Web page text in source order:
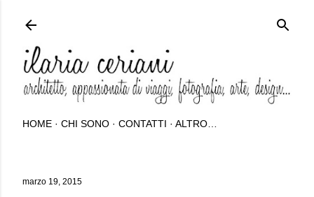
HOME CHI SONO CONTATTI ALTRO…
marzo 19, 2015